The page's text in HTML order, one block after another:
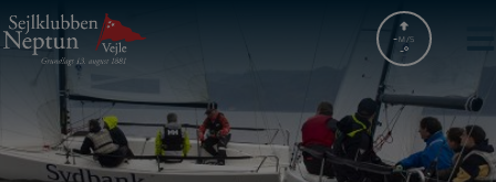
til
indholdet
-M/S
-